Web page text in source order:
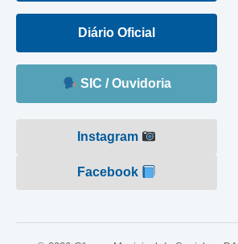
Diário Oficial
SIC / Ouvidoria
Instagram
Facebook